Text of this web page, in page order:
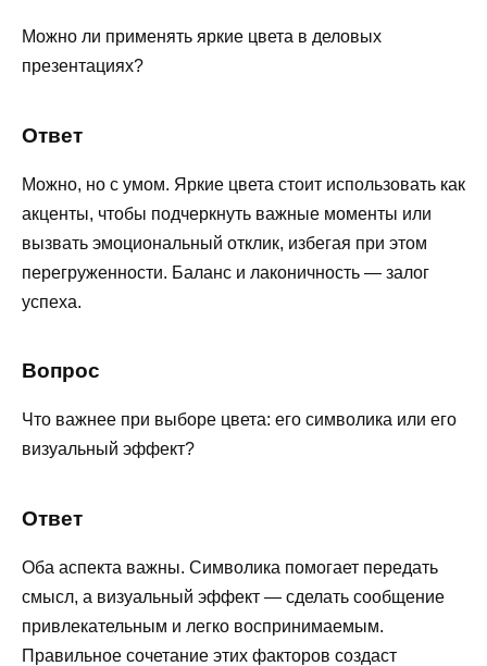
Можно ли применять яркие цвета в деловых
презентациях?
Ответ
Можно, но с умом. Яркие цвета стоит использовать как
акценты, чтобы подчеркнуть важные моменты или
вызвать эмоциональный отклик, избегая при этом
перегруженности. Баланс и лаконичность — залог
успеха.
Вопрос
Что важнее при выборе цвета: его символика или его
визуальный эффект?
Ответ
Оба аспекта важны. Символика помогает передать
смысл, а визуальный эффект — сделать сообщение
привлекательным и легко воспринимаемым.
Правильное сочетание этих факторов создаст